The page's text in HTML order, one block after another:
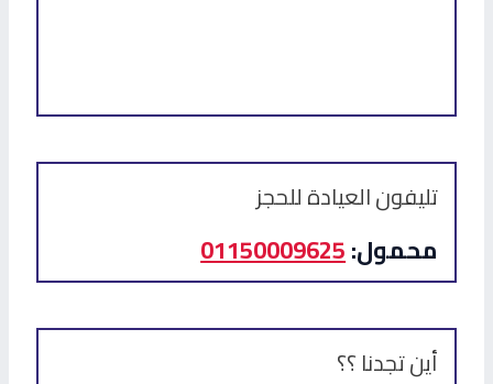
تليفون العيادة للحجز
محمول:01150009625
أين تجدنا ؟؟